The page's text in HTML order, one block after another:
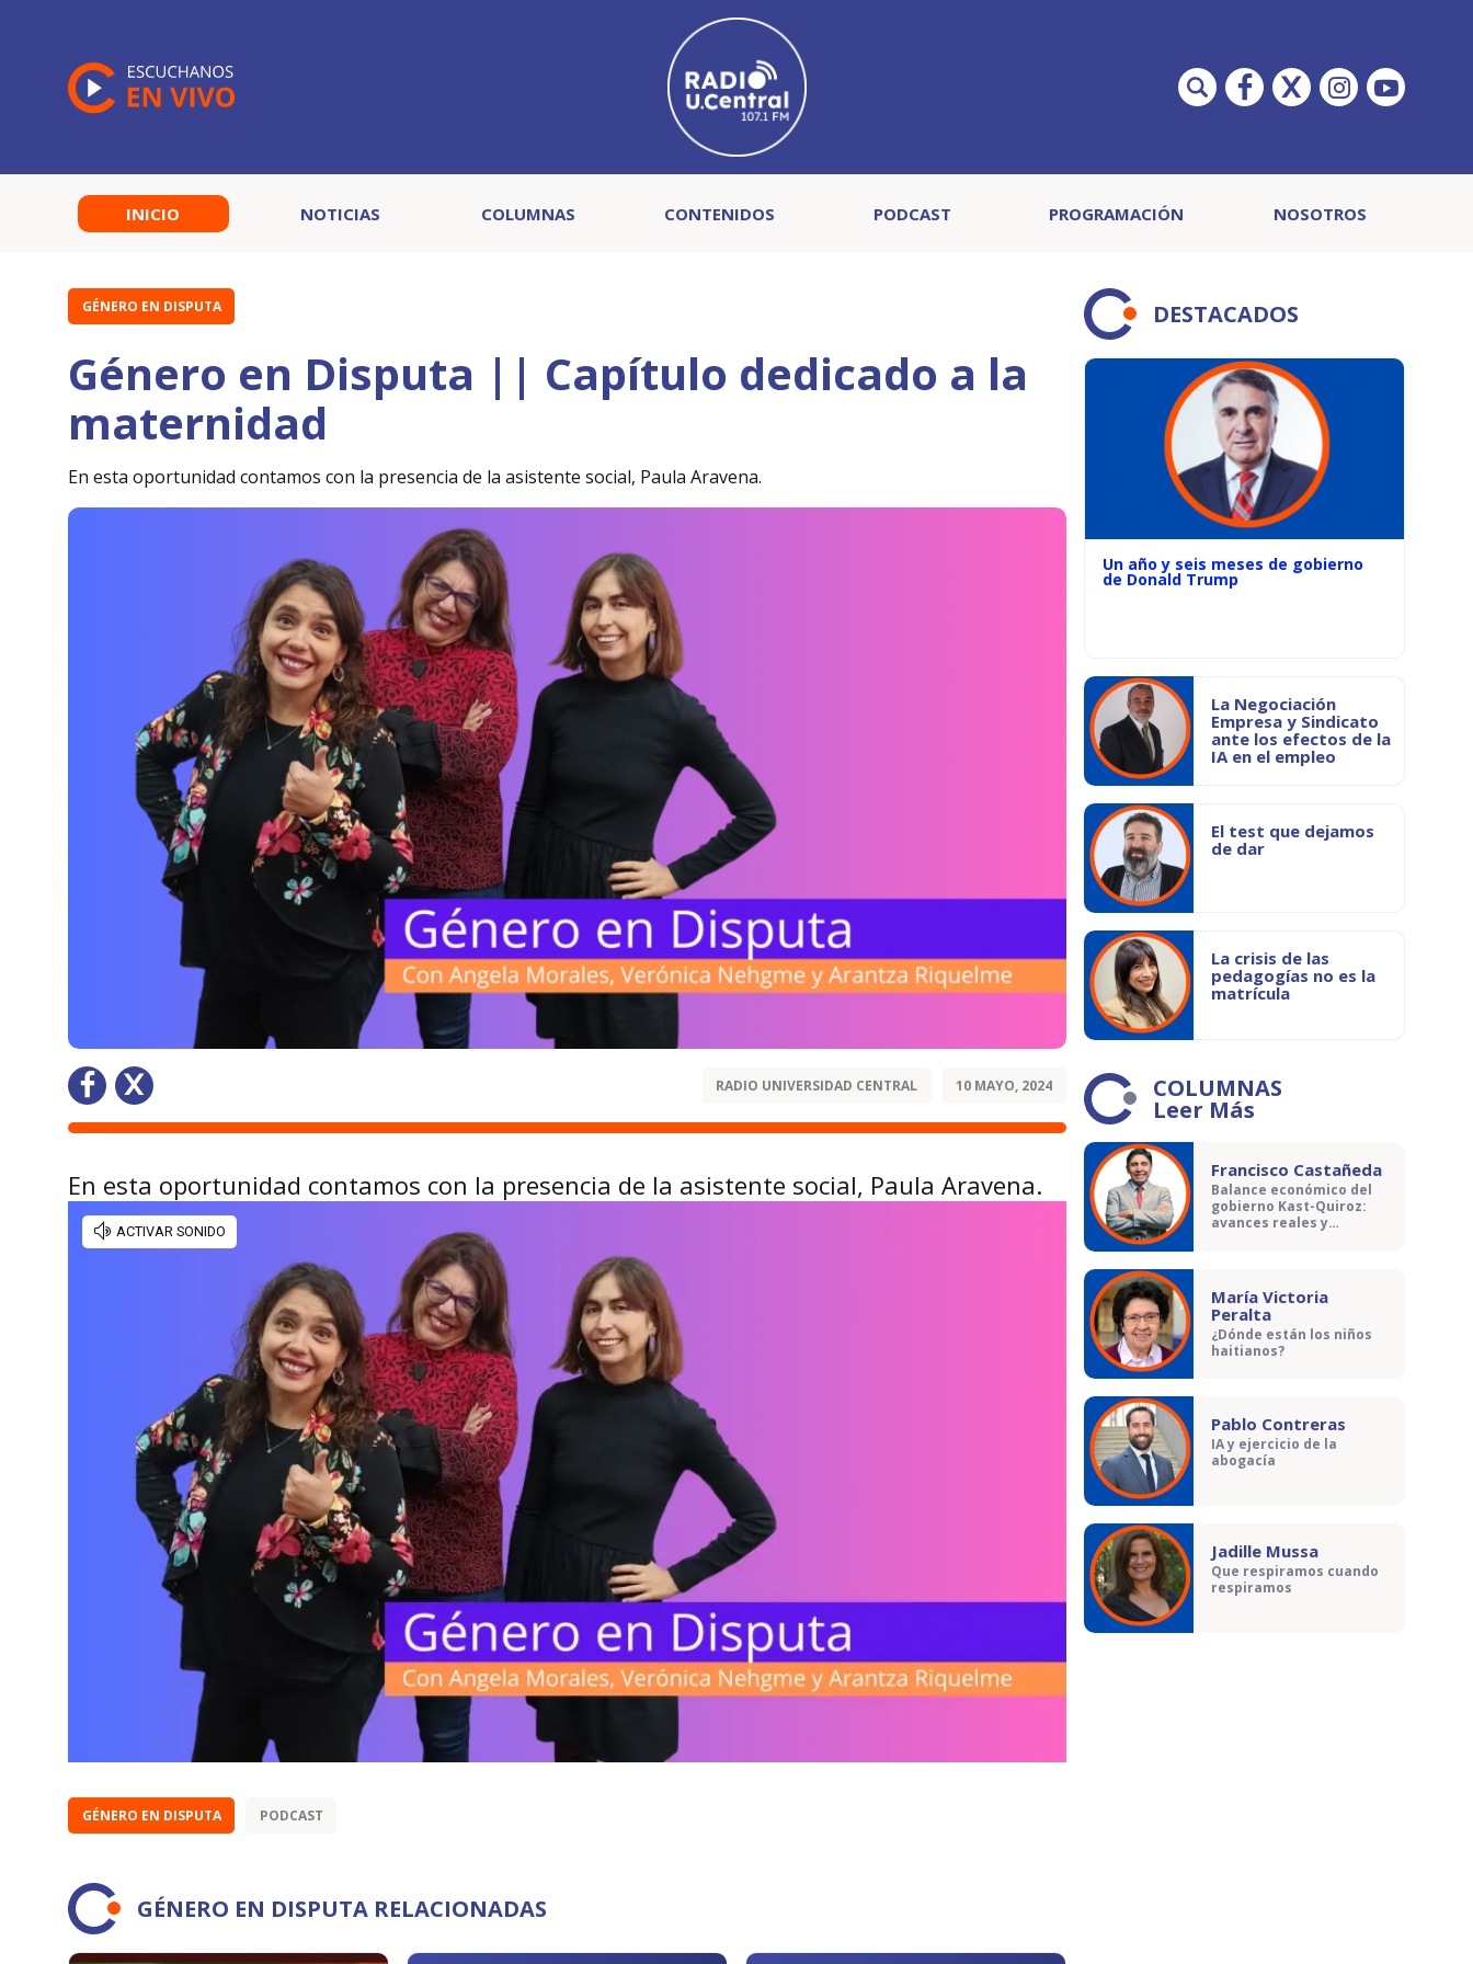
INICIO NOTICIAS COLUMNAS CONTENIDOS PODCAST PROGRAMACIÓN NOSOTROS
GÉNERO EN DISPUTA
Género en Disputa || Capítulo dedicado a la
maternidad
En esta oportunidad contamos con la presencia de la asistente social, Paula Aravena.
RADIO UNIVERSIDAD CENTRAL 10 MAYO, 2024
En esta oportunidad contamos con la presencia de la asistente social, Paula Aravena.
GÉNERO EN DISPUTA PODCAST
GÉNERO EN DISPUTA RELACIONADAS
DESTACADOS
Un año y seis meses de gobierno
de Donald Trump
La Negociación
Empresa y Sindicato
ante los efectos de la
IA en el empleo
El test que dejamos
de dar
La crisis de las
pedagogías no es la
matrícula
COLUMNAS
Leer Más
Francisco Castañeda
Balance económico del
gobierno Kast-Quiroz:
avances reales y
María Victoria
Peralta
¿Dónde están los niños
haitianos?
Pablo Contreras
IA y ejercicio de la
abogacía
Jadille Mussa
Que respiramos cuando
respiramos